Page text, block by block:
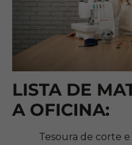
LISTA DE
A OFICINA:
Tesoura de corte